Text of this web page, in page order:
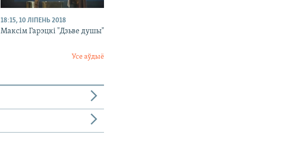
18:15, 10 ЛІПЕНЬ 2018
Максім Гарэцкі "Дзьве душы"
Усе аўдыё